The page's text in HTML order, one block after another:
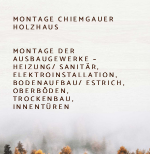
MONTAGE CHIEMGAUER
HOLZHAUS
MONTAGE DER
AUSBAUGEWERKE –
HEIZUNG/ SANITÄR,
ELEKTROINSTALLATION,
BODENAUFBAU/ ESTRICH,
OBERBÖDEN,
TROCKENBAU,
INNENTÜREN